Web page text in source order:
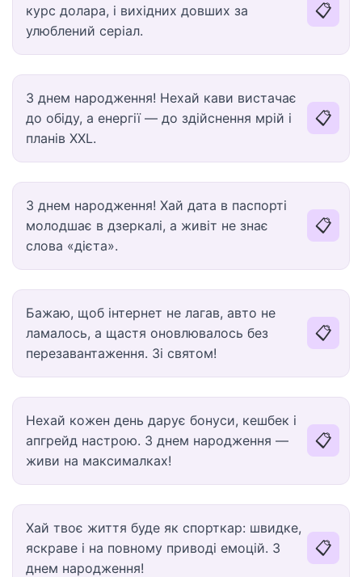
курс долара, і вихідних довших за
улюблений серіал.
📋
З днем народження! Нехай кави вистачає
до обіду, а енергії — до здійснення мрій і
планів XXL.
📋
З днем народження! Хай дата в паспорті
молодшає в дзеркалі, а живіт не знає
слова «дієта».
📋
Бажаю, щоб інтернет не лагав, авто не
ламалось, а щастя оновлювалось без
перезавантаження. Зі святом!
📋
Нехай кожен день дарує бонуси, кешбек і
апгрейд настрою. З днем народження —
живи на максималках!
📋
Хай твоє життя буде як спорткар: швидке,
яскраве і на повному приводі емоцій. З
днем народження!
📋